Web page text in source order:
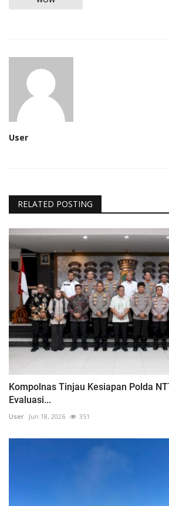
User
RELATED POSTING
Kompolnas Tinjau Kesiapan Polda
Evaluasi...
User Jun 18, 2026 351